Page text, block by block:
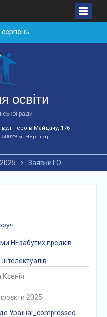
та
на
освіти
ради
вул. Героїв Майдану, 176
58029 м. Чернівці
Заявки ГО
Ксенія
2025
НЕзабутих предків
Ураїна!_compressed